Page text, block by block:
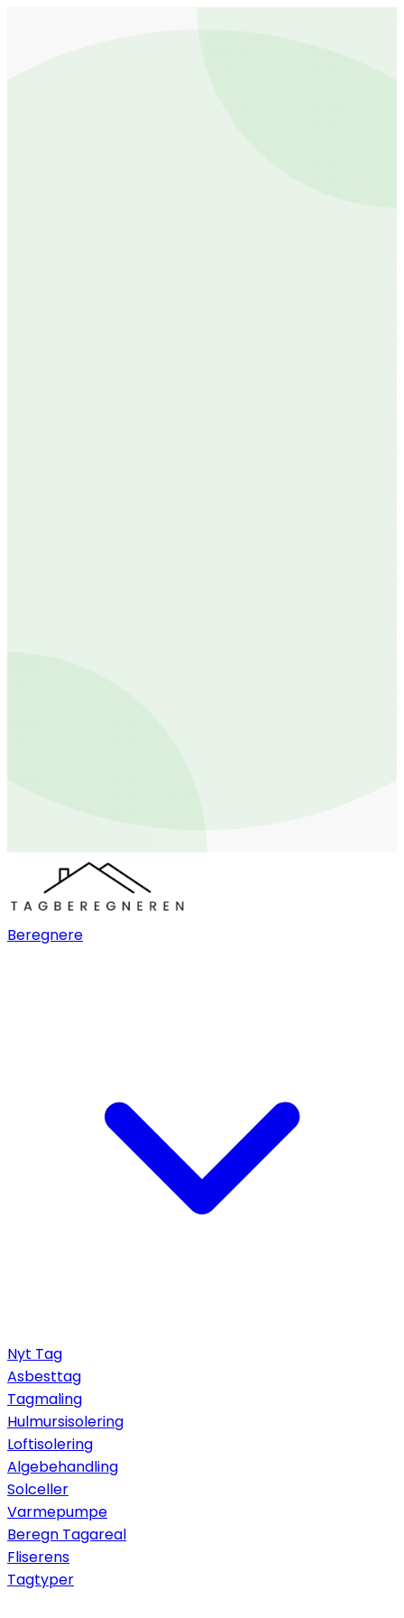
Beregnere
Nyt Tag
Asbesttag
Tagmaling
Hulmursisolering
Loftisolering
Algebehandling
Solceller
Varmepumpe
Beregn Tagareal
Fliserens
Tagtyper